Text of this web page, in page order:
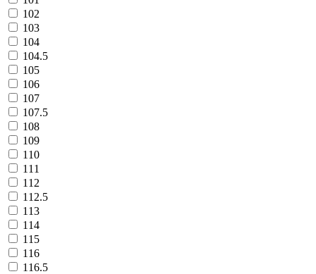
102
103
104
104.5
105
106
107
107.5
108
109
110
111
112
112.5
113
114
115
116
116.5